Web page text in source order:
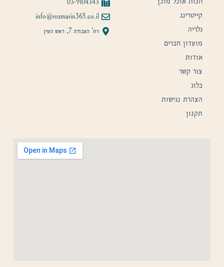
קייטרינג
גלריה
מועדון חברים
אודות
צור קשר
בלוג
הצהרת נגישות
תקנון
03-9104343
info@rozmarin365.co.il
רח' העבודה 7, ראש העין